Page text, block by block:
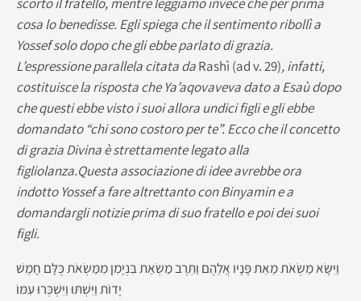
cosa lo benedisse. Egli spiega che il sentimento ribollì a
Yossef solo dopo che gli ebbe parlato di grazia.
L’espressione parallela citata daRashì (ad v. 29), infatti,
costituisce la risposta che Ya’aqovaveva dato a Esaù dopo
che questi ebbe visto i suoi allora undici figli e gli ebbe
domandato “chi sono costoro per te”. Ecco che il concetto
di grazia Divina è strettamente legato alla
figliolanza.Questa associazione di idee avrebbe ora
indotto Yossef a fare altrettanto con Binyamin e a
domandargli notizie prima di suo fratello e poi dei suoi
figli.
וַיִּשָּׂא מַשְׂאֹת מֵאֵת פָּנָיו אֲלֵהֶם וַתֵּרֶב מַשְׂאַת בִּנְיָמִן מִמַּשְׂאֹת כֻּלָּם חָמֵשׁ
יָדוֹת וַיִּשְׁתּוּ וַיִּשְׁכְּרוּ עִמּוֹ